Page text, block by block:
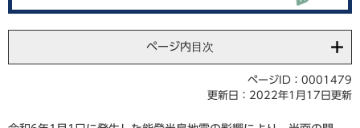
ページ内目次
ページID：0001479
更新日：2022年1月17日更新